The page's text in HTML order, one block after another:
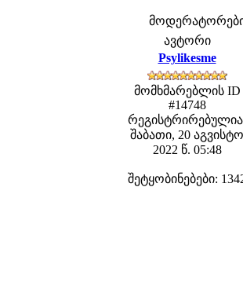
მოდერატორები:
ავტორი
Psylikesme
მომხმარებლის ID
#14748
შაბათი, 20 აგვისტო
2022 წ. 05:48
შეტყობინებები: